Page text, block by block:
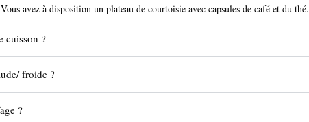
avez à disposition un plateau de courtoisie avec capsules de café et du thé.
cuisson ?
froide ?
?